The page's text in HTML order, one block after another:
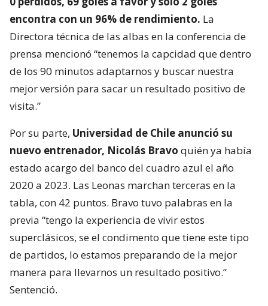
encontra con un 96% de rendimiento. La
Directora técnica de las albas en la conferencia de
prensa mencionó “tenemos la capcidad que dentro
de los 90 minutos adaptarnos y buscar nuestra
mejor versión para sacar un resultado positivo de
visita.”
Por su parte, Universidad de Chile anunció su
nuevo entrenador, Nicolás Bravo quién ya había
estado acargo del banco del cuadro azul el año
2020 a 2023. Las Leonas marchan terceras en la
tabla, con 42 puntos. Bravo tuvo palabras en la
previa “tengo la experiencia de vivir estos
superclásicos, se el condimento que tiene este tipo
de partidos, lo estamos preparando de la mejor
manera para llevarnos un resultado positivo.”
Sentenció.